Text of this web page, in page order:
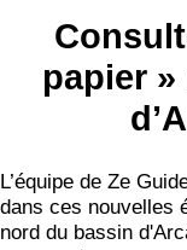
papier
L’équipe de Ze
dans ces nouvelles
nord du bassin